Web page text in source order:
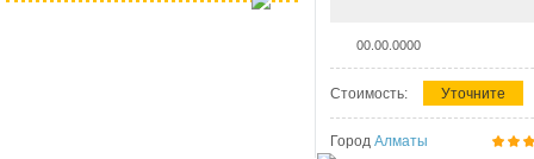
00.00.0000
Стоимость: Уточните
Город Алматы